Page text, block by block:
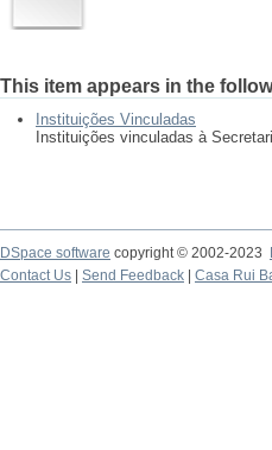
This item appears in the
Instituições Vinculadas
Instituições vinculadas à
DSpace software copyright © 2002-2023
Contact Us
Send Feedback Casa Rui